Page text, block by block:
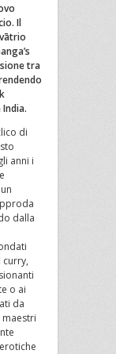
Il
tra
di
anni i
dalla
o ai
da